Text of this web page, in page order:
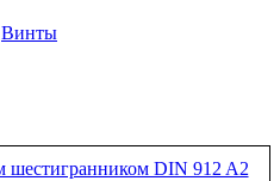
Винты